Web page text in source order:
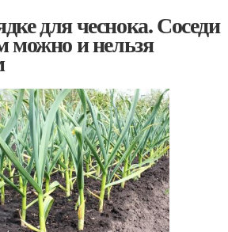
для чеснока. Соседи
можно и нельзя